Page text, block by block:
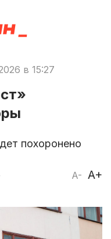
в 15:27
похоронено
A- A+